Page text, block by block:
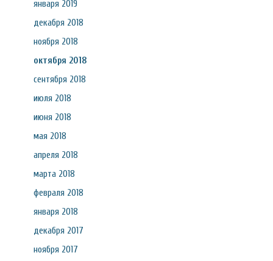
января 2019
декабря 2018
ноября 2018
октября 2018
сентября 2018
июля 2018
июня 2018
мая 2018
апреля 2018
марта 2018
февраля 2018
января 2018
декабря 2017
ноября 2017